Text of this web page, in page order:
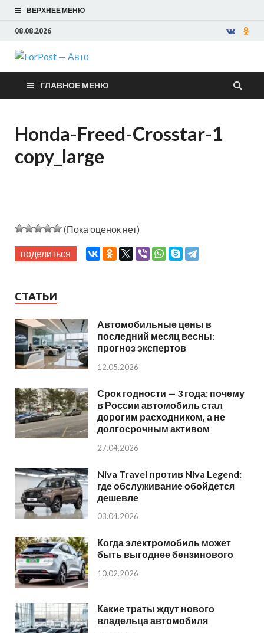
ВЕРХНЕЕ МЕНЮ
08.08.2026
ForPost —
Авто
ГЛАВНОЕ МЕНЮ
Honda-Freed-Crosstar-1
copy_large
(Пока оценок нет)
поделиться
СТАТЬИ
Автомобильные цены в
последний месяц весны:
прогноз экспертов
12.05.2026
Срок годности — 3 года: почему
в России автомобиль стал
дорогим расходником, а не
долгосрочным активом
27.04.2026
Niva Travel против Niva Legend:
где обслуживание обойдется
дешевле
03.04.2026
Когда электромобиль может
быть выгоднее бензинового
10.02.2026
Какие траты ждут нового
владельца автомобиля